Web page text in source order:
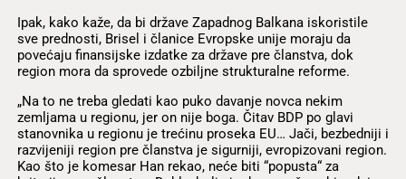
Ipak, kako kaže, da bi države Zapadnog Balkana iskoristile
sve prednosti, Brisel i članice Evropske unije moraju da
povećaju finansijske izdatke za države pre članstva, dok
region mora da sprovede ozbiljne strukturalne reforme.
„Na to ne treba gledati kao puko davanje novca nekim
zemljama u regionu, jer on nije boga. Čitav BDP po glavi
stanovnika u regionu je trećinu proseka EU… Jači, bezbedniji i
razvijeniji region pre članstva je sigurniji, evropizovani region.
Kao što je komesar Han rekao, neće biti “popusta“ za